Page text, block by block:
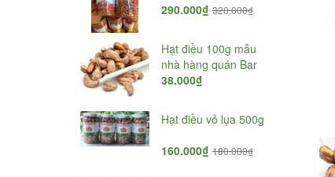
320.000₫
Hạt điều 100g mẫu
nhà hàng quán Bar
Hạt điều vỏ lụa 500g
180.000₫
180.000₫
Chè ướp hoa nhài
Thái Nguyên
Chè Tân Cương Búp
500.000₫
700.000₫